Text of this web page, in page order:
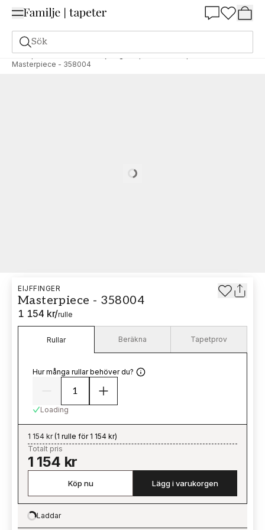
Sök
Tapeter Varumärken Eijffinger tapeter Masterpiece
Masterpiece - 358004
Loading…
EIJFFINGER
Masterpiece - 358004
1 154 kr/rulle
Rullar Beräkna Tapetprov
Hur många rullar behöver du?
Loading
1 154 kr(1 rulle för 1 154 kr)
Totalt pris
1 154 kr
Köp nu Lägg i varukorgen
Loading…
Laddar